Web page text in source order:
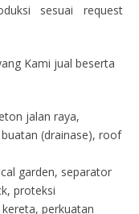
sesuai request
Kami jual beserta
jalan raya,
(drainase), roof
garden, separator
proteksi
perkuatan